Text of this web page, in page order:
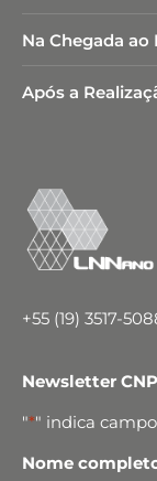
Na Chegada ao
Após a
+55 (19) 3517-
Newsletter
"*" indica
Nome